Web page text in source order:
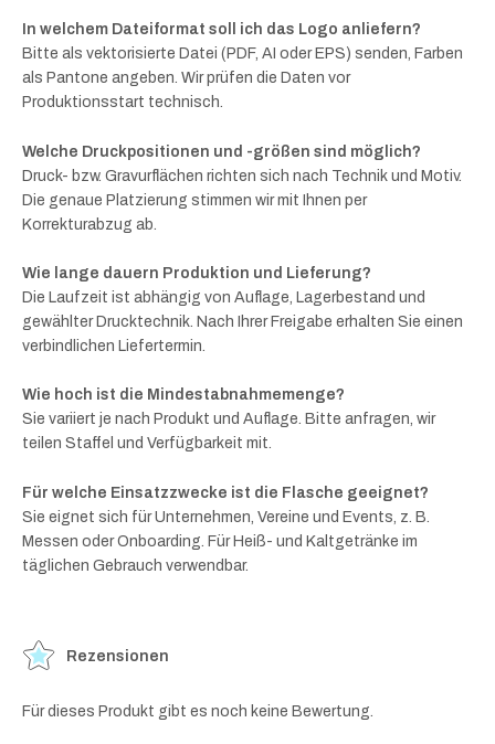
In welchem Dateiformat soll ich das Logo anliefern?
Bitte als vektorisierte Datei (PDF, AI oder EPS) senden, Farben
als Pantone angeben. Wir prüfen die Daten vor
Produktionsstart technisch.
Welche Druckpositionen und -größen sind möglich?
Druck- bzw. Gravurflächen richten sich nach Technik und Motiv.
Die genaue Platzierung stimmen wir mit Ihnen per
Korrekturabzug ab.
Wie lange dauern Produktion und Lieferung?
Die Laufzeit ist abhängig von Auflage, Lagerbestand und
gewählter Drucktechnik. Nach Ihrer Freigabe erhalten Sie einen
verbindlichen Liefertermin.
Wie hoch ist die Mindestabnahmemenge?
Sie variiert je nach Produkt und Auflage. Bitte anfragen, wir
teilen Staffel und Verfügbarkeit mit.
Für welche Einsatzzwecke ist die Flasche geeignet?
Sie eignet sich für Unternehmen, Vereine und Events, z. B.
Messen oder Onboarding. Für Heiß- und Kaltgetränke im
täglichen Gebrauch verwendbar.
Rezensionen
Für dieses Produkt gibt es noch keine Bewertung.